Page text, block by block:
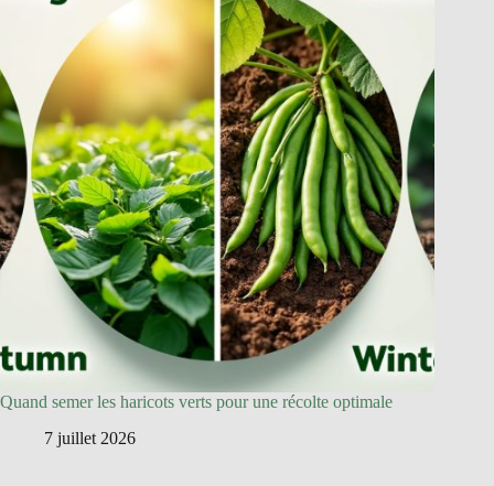
Quand semer les haricots verts pour une récolte optimale
7 juillet 2026